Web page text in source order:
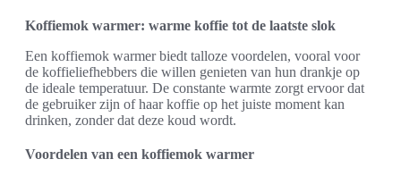
Koffiemok warmer: warme koffie tot de laatste slok
Een koffiemok warmer biedt talloze voordelen, vooral voor
de koffieliefhebbers die willen genieten van hun drankje op
de ideale temperatuur. De constante warmte zorgt ervoor dat
de gebruiker zijn of haar koffie op het juiste moment kan
drinken, zonder dat deze koud wordt.
Voordelen van een koffiemok warmer